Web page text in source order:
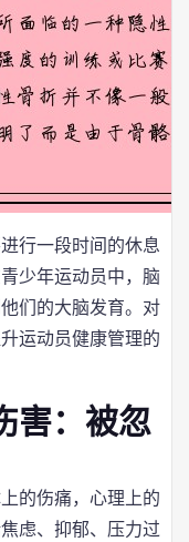
行一段时间的休息
少年运动员中，脑
们的大脑发育。对
运动员健康管理的
害：被忽
的伤痛，心理上的
虑、抑郁、压力过